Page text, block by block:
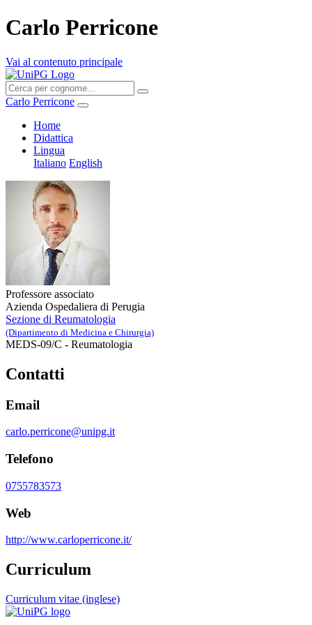
Carlo Perricone
Vai al contenuto principale
Carlo Perricone
Home
Didattica
Lingua
Italiano English
Professore associato
Azienda Ospedaliera di Perugia
Sezione di Reumatologia
(Dipartimento di Medicina e Chirurgia)
MEDS-09/C - Reumatologia
Contatti
Email
carlo.perricone@unipg.it
Telefono
0755783573
Web
http://www.carloperricone.it/
Curriculum
Curriculum vitae (inglese)